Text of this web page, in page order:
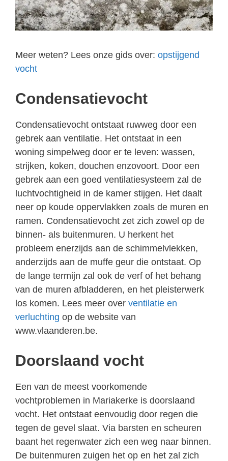
Meer weten? Lees onze gids over: opstijgend
vocht
Condensatievocht
Condensatievocht ontstaat ruwweg door een
gebrek aan ventilatie. Het ontstaat in een
woning simpelweg door er te leven: wassen,
strijken, koken, douchen enzovoort. Door een
gebrek aan een goed ventilatiesysteem zal de
luchtvochtigheid in de kamer stijgen. Het daalt
neer op koude oppervlakken zoals de muren en
ramen. Condensatievocht zet zich zowel op de
binnen- als buitenmuren. U herkent het
probleem enerzijds aan de schimmelvlekken,
anderzijds aan de muffe geur die ontstaat. Op
de lange termijn zal ook de verf of het behang
van de muren afbladderen, en het pleisterwerk
los komen. Lees meer over ventilatie en
verluchting op de website van
www.vlaanderen.be.
Doorslaand vocht
Een van de meest voorkomende
vochtproblemen in Mariakerke is doorslaand
vocht. Het ontstaat eenvoudig door regen die
tegen de gevel slaat. Via barsten en scheuren
baant het regenwater zich een weg naar binnen.
De buitenmuren zuigen het op en het zal zich